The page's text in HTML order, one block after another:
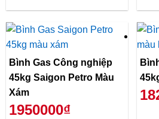
Bình Gas Công nghiệp
45kg Saigon Petro Màu
Xám
1950000₫